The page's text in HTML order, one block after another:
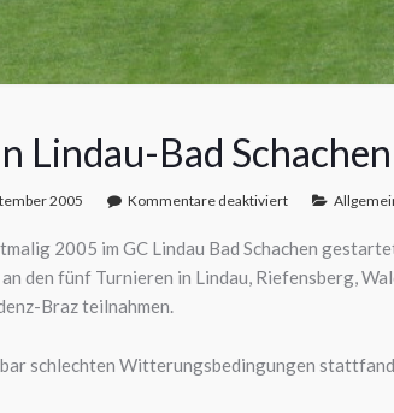
Lindau-Bad Schachen
2005 Kommentare deaktiviert
2005 im GC Lindau Bad Schachen
den fünf Turnieren in Lindau, Riefensberg,
Braz teilnahmen.
schlechten Witterungsbedingungen